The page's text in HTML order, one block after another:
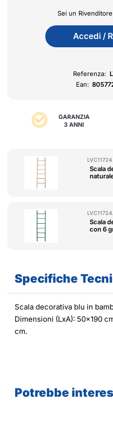
Sei un
Accedi /
Referenza:
Ean:
GARANZIA
3 ANNI
LVC11724
Scala
Scala
con 6
Specifiche
Scala decorativa blu in
Dimensioni (LxA): 50x190
cm.
Potrebbe